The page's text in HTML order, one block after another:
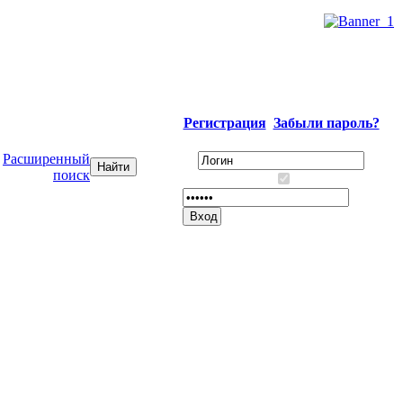
Расширенный
поиск
Регистрация Забыли пароль?